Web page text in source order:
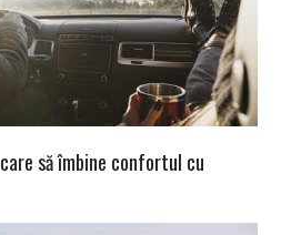
să îmbine confortul cu